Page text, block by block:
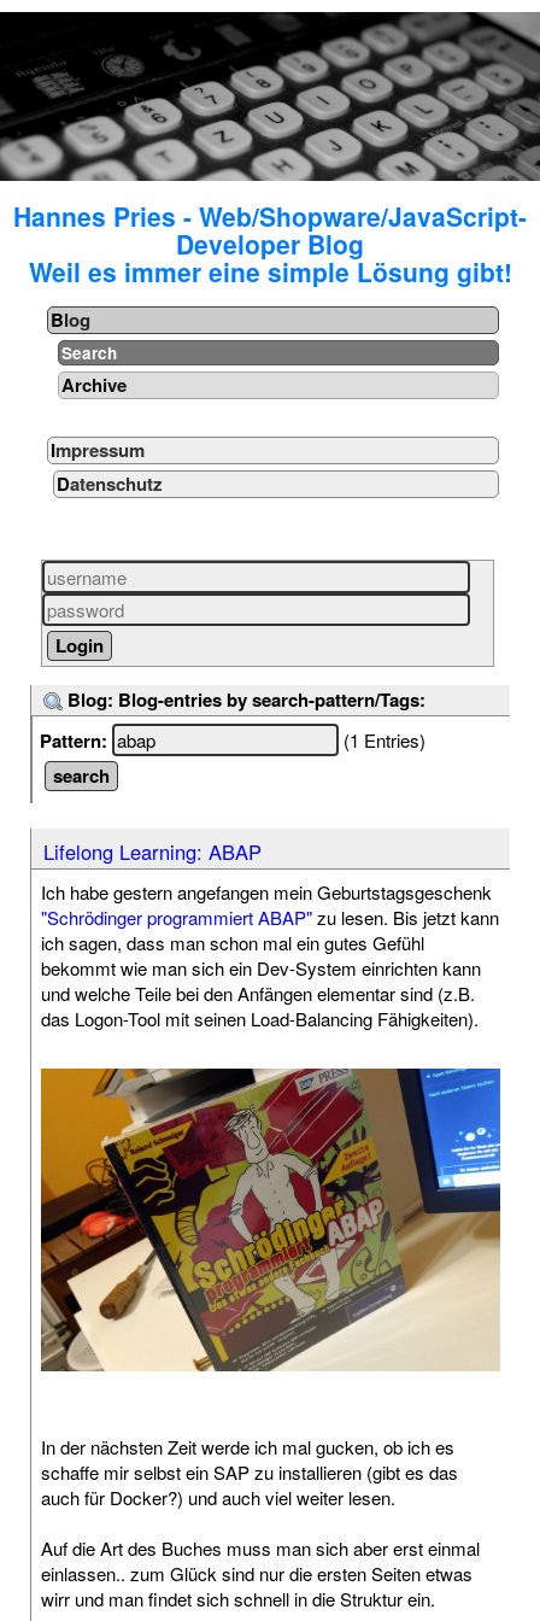
Hannes Pries - Web/Shopware/JavaScript-
Developer Blog
Weil es immer eine simple Lösung gibt!
Blog
Search
Archive
Impressum
Datenschutz
Blog: Blog-entries by search-pattern/Tags:
Pattern:
(1 Entries)
Lifelong Learning: ABAP
Ich habe gestern angefangen mein Geburtstagsgeschenk
"Schrödinger programmiert ABAP"zu lesen. Bis jetzt kann
ich sagen, dass man schon mal ein gutes Gefühl
bekommt wie man sich ein Dev-System einrichten kann
und welche Teile bei den Anfängen elementar sind (z.B.
das Logon-Tool mit seinen Load-Balancing Fähigkeiten).
In der nächsten Zeit werde ich mal gucken, ob ich es
schaffe mir selbst ein SAP zu installieren (gibt es das
auch für Docker?) und auch viel weiter lesen.
Auf die Art des Buches muss man sich aber erst einmal
einlassen.. zum Glück sind nur die ersten Seiten etwas
wirr und man findet sich schnell in die Struktur ein.